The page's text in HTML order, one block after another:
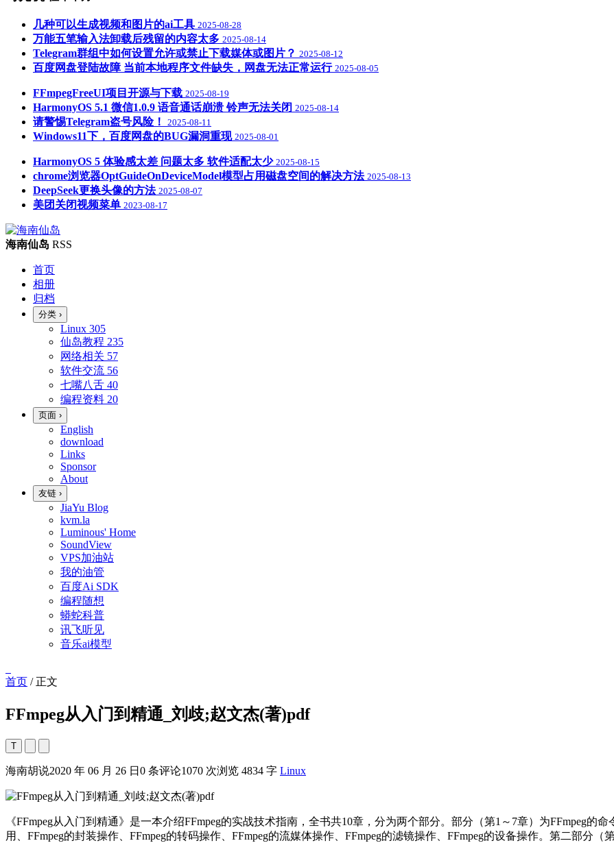
几种可以生成视频和图片的ai工具 2025-08-28
万能五笔输入法卸载后残留的内容太多 2025-08-14
Telegram群组中如何设置允许或禁止下载媒体或图片？ 2025-08-12
百度网盘登陆故障 当前本地程序文件缺失，网盘无法正常运行 2025-08-05
FFmpegFreeUI项目开源与下载 2025-08-19
HarmonyOS 5.1 微信1.0.9 语音通话崩溃 铃声无法关闭 2025-08-14
请警惕Telegram盗号风险！ 2025-08-11
Windows11下，百度网盘的BUG漏洞重现 2025-08-01
HarmonyOS 5 体验感太差 问题太多 软件适配太少 2025-08-15
chrome浏览器OptGuideOnDeviceModel模型占用磁盘空间的解决方法 2025-08-13
DeepSeek更换头像的方法 2025-08-07
美团关闭视频菜单 2023-08-17
海南仙岛 RSS
首页
相册
归档
分类 ›
Linux 305
仙岛教程 235
网络相关 57
软件交流 56
七嘴八舌 40
编程资料 20
页面 ›
English
download
Links
Sponsor
About
友链 ›
JiaYu Blog
kvm.la
Luminous' Home
SoundView
VPS加油站
我的油管
百度Ai SDK
编程随想
蟒蛇科普
讯飞听见
音乐ai模型
首页 / 正文
FFmpeg从入门到精通_刘歧;赵文杰(著)pdf
T
海南胡说2020 年 06 月 26 日 0 条评论1070 次浏览 4834 字 Linux
《FFmpeg从入门到精通》是一本介绍FFmpeg的实战技术指南，全书共10章，分为两个部分。部分（第1～7章）为FFmpeg的
用、FFmpeg的封装操作、FFmpeg的转码操作、FFmpeg的流媒体操作、FFmpeg的滤镜操作、FFmpeg的设备操作。第二部分